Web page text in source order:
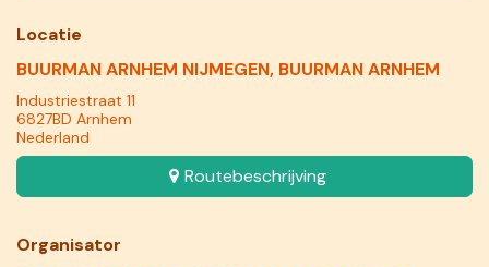
Locatie
BUURMAN ARNHEM NIJMEGEN, BUURMAN ARNHEM
Industriestraat 11
6827BD Arnhem
Nederland
Routebeschrijving
Organisator